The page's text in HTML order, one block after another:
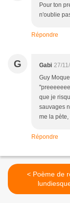
Pour ton
n'oublie
Répondre
G Gabi 27/
Guy
que je
sauvages
me la pète,
Répondre
< Poème de reprise